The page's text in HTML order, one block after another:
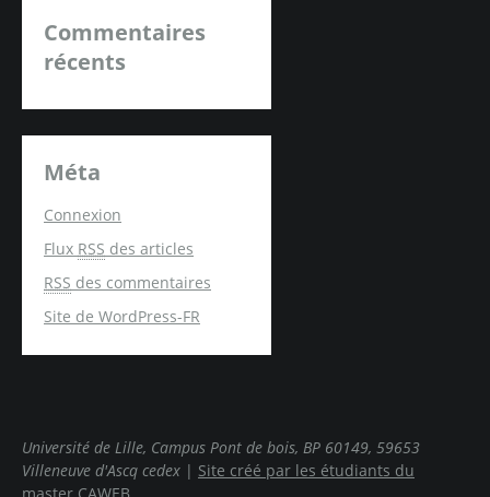
Commentaires
récents
Méta
Connexion
Flux RSS des articles
RSS des commentaires
Site de WordPress-FR
Université de Lille, Campus Pont de bois, BP 60149, 59653
Villeneuve d'Ascq cedex | Site créé par les étudiants du